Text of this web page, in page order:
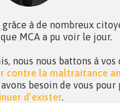
grâce à de nombreux
MCA a pu voir le jour.
nous nous battons à vos
contre la maltraitance
avons besoin de vous pour
d’exister.